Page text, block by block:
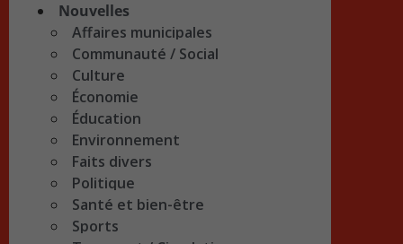
Nouvelles
Affaires municipales
Communauté / Social
Culture
Économie
Éducation
Environnement
Faits divers
Politique
Santé et bien-être
Sports